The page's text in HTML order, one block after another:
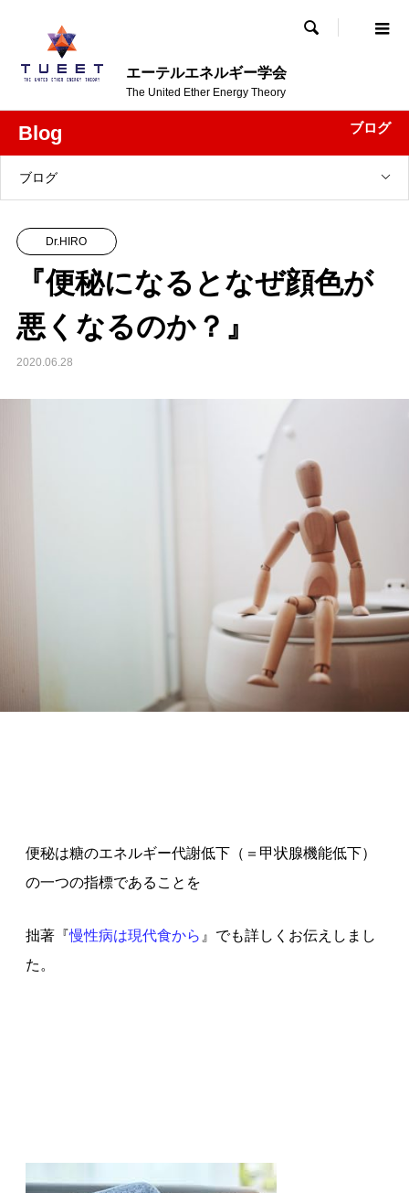
エーテルエネルギー学会
The United Ether Energy Theory

Blog ブログ
ブログ
Dr.HIRO
『便秘になるとなぜ顔色が
悪くなるのか？』
2020.06.28
便秘は糖のエネルギー代謝低下（＝甲状腺機能低下）
の一つの指標であることを
拙著『慢性病は現代食から 』でも詳しくお伝えしまし
た。